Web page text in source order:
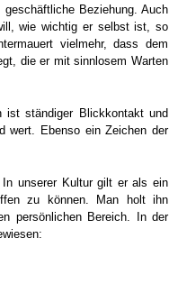
Beziehung. Auch
wie wichtig er selbst ist, so
vielmehr, dass dem
die er mit sinnlosem Warten
ist ständiger Blickkontakt und
wert. Ebenso ein Zeichen der
unserer Kultur gilt er als ein
zu können. Man holt ihn
persönlichen Bereich. In der